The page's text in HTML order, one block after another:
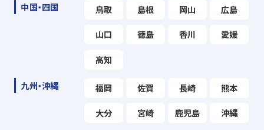
中国・四国 鳥取 島根 岡山 広島
山口 徳島 香川 愛媛
高知
九州・沖縄 福岡 佐賀 長崎 熊本
大分 宮崎 鹿児島 沖縄